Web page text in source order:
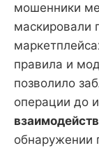
мошенники
маскировали
правила и
позволило
операции до
обнаружении